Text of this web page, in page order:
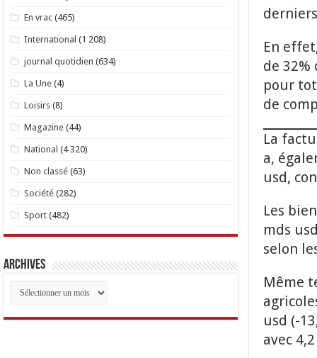
En
de
pour
de
La
a,
usd,
Les
mds
selon
Même
usd (-
avec
En vrac (465)
International (1 208)
journal quotidien (634)
La Une (4)
Loisirs (8)
Magazine (44)
National (4 320)
Non classé (63)
Société (282)
Sport (482)
Archives
Archives